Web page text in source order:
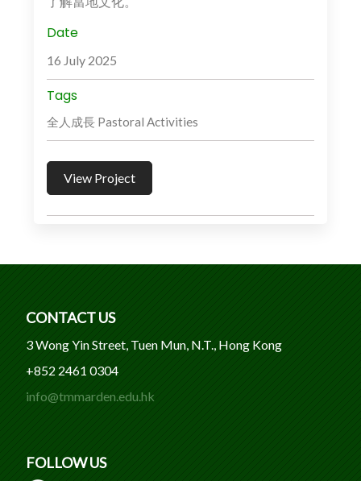
Date
16 July 2025
Tags
全人成長 Pastoral Activities
View Project
CONTACT US
3 Wong Yin Street, Tuen Mun, N.T., Hong Kong
+852 2461 0304
info@tmmarden.edu.hk
FOLLOW US